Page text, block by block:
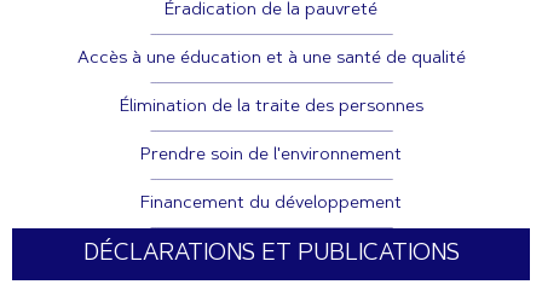
Éradication de la pauvreté
Accès à une éducation et à une santé de qualité
Élimination de la traite des personnes
Prendre soin de l'environnement
Financement du développement
DÉCLARATIONS ET PUBLICATIONS